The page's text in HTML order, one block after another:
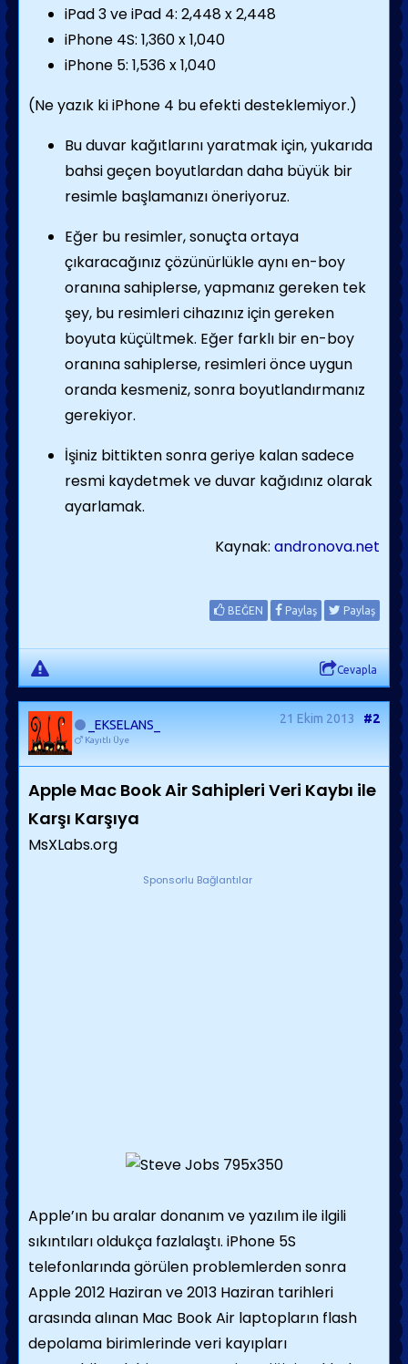
iPad 3 ve iPad 4: 2,448 x 2,448
iPhone 4S: 1,360 x 1,040
iPhone 5: 1,536 x 1,040
(Ne yazık ki iPhone 4 bu efekti desteklemiyor.)
Bu duvar kağıtlarını yaratmak için, yukarıda
bahsi geçen boyutlardan daha büyük bir
resimle başlamanızı öneriyoruz.
Eğer bu resimler, sonuçta ortaya
çıkaracağınız çözünürlükle aynı en-boy
oranına sahiplerse, yapmanız gereken tek
şey, bu resimleri cihazınız için gereken
boyuta küçültmek. Eğer farklı bir en-boy
oranına sahiplerse, resimleri önce uygun
oranda kesmeniz, sonra boyutlandırmanız
gerekiyor.
İşiniz bittikten sonra geriye kalan sadece
resmi kaydetmek ve duvar kağıdınız olarak
ayarlamak.
Kaynak: andronova.net
BEĞEN Paylaş Paylaş
Cevapla
_EKSELANS_
Kayıtlı Üye
21 Ekim 2013 #2
Apple Mac Book Air Sahipleri Veri Kaybı ile
Karşı Karşıya
MsXLabs.org
Sponsorlu Bağlantılar
Apple’ın bu aralar donanım ve yazılım ile ilgili
sıkıntıları oldukça fazlalaştı. iPhone 5S
telefonlarında görülen problemlerden sonra
Apple 2012 Haziran ve 2013 Haziran tarihleri
arasında alınan Mac Book Air laptopların flash
depolama birimlerinde veri kayıpları